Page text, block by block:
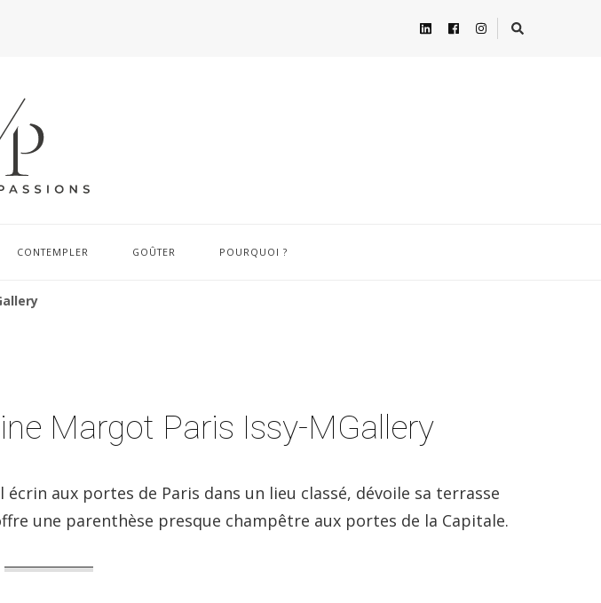
CONTEMPLER GOÛTER POURQUOI ?
Margot Paris Issy-MGallery
aux portes de Paris dans un lieu classé, dévoile sa terrasse
une parenthèse presque champêtre aux portes de la Capitale.